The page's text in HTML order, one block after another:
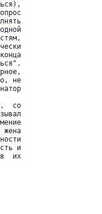
не
со
жена
и
в  их